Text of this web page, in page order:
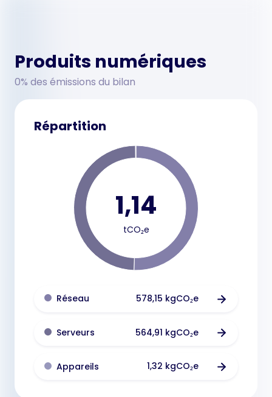
Produits numériques
0% des émissions du bilan
Répartition
1,14
tCO₂e
Réseau 578,15 kgCO₂e
Serveurs 564,91 kgCO₂e
Appareils 1,32 kgCO₂e